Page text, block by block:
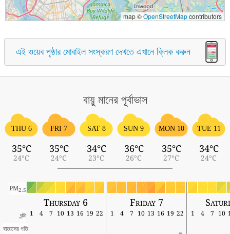
map ©OpenStreetMapcontributors
এই ওয়েব পৃষ্ঠার মোবাইল সংস্করণ দেখতে এখানে ক্লিক করুন
বায়ু মানের পূর্বাভাস
THU 6
35°C
24°C
FRI 7
35°C
24°C
SAT 8
34°C
23°C
SUN 9
36°C
26°C
MON 10
35°C
27°C
TUE 11
34°C
24°C
PM2.5
Thursday 6 Friday 7
ঘন্টা 1 4 7 10 13 16 19 22 1 4 7 10 13 16 19 22 1 4 7 10
বাতাসের গতি